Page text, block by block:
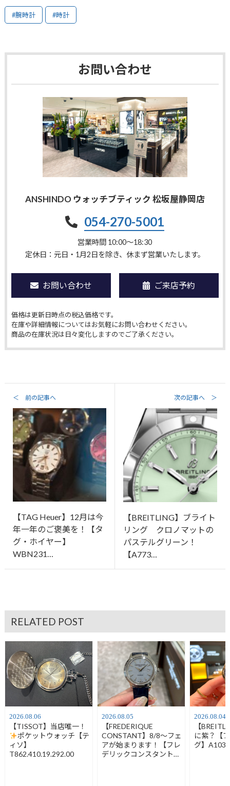
#腕時計 #時計
お問い合わせ
ANSHINDO ウォッチブティック 松坂屋静岡店
054-270-5001
営業時間 10:00〜18:30
定休日：元日・1月2日を除き、休まず営業いたします。
お問い合わせ ご来店予約
価格は更新日時点の税込価格です。
在庫や詳細情報についてはお気軽にお問い合わせください。
商品の在庫状況は日々変化しますのでご了承ください。
＜ 前の記事へ
【TAG Heuer】12月は今
年一年のご褒美を！【タ
グ・ホイヤー】
WBN231…
次の記事へ ＞
【BREITLING】ブライト
リング クロノマットの
パステルグリーン！
【A773…
RELATED POST
2026.08.06
【TISSOT】当店唯一！
ポケットウォッチ【テ
ィソ】
T862.410.19.292.00
2026.08.05
【FREDERIQUE
CONSTANT】8/8～フェ
アが始まります！【フレ
デリックコンスタント】
2026.08.04
【
に紫？【
グ】